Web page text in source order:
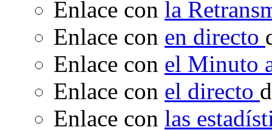
Enlace con la
Enlace con en directo
Enlace con el Minuto
Enlace con el directo
Enlace con las